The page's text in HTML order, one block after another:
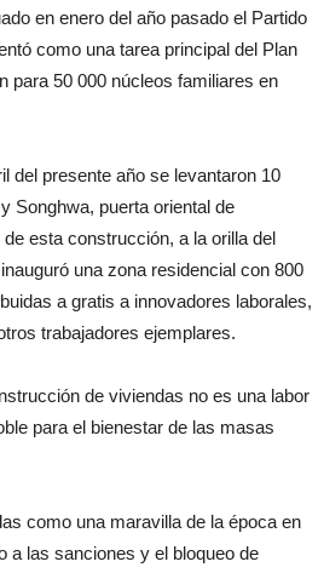
en enero del año pasado el Partido
como una tarea principal del Plan
para 50 000 núcleos familiares en
del presente año se levantaron 10
Songhwa, puerta oriental de
esta construcción, a la orilla del
una zona residencial con 800
a gratis a innovadores laborales,
trabajadores ejemplares.
de viviendas no es una labor
para el bienestar de las masas
como una maravilla de la época en
a las sanciones y el bloqueo de